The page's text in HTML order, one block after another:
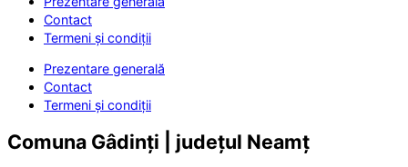
Contact
Termeni și condiții
Prezentare generală
Contact
Termeni și condiții
Comuna Gâdinți | județul Neamț